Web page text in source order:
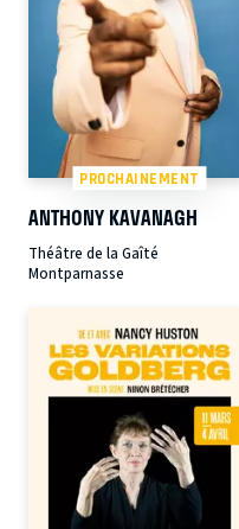
PROCHAINEMENT
ANTHONY KAVANAGH
Théâtre de la Gaîté
Montparnasse